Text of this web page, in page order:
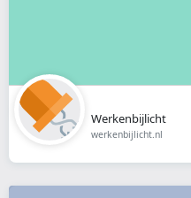
Werkenbijlicht
werkenbijlicht.nl